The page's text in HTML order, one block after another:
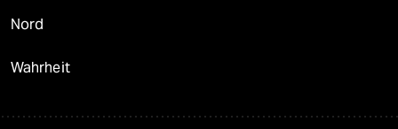
Nord
Wahrheit